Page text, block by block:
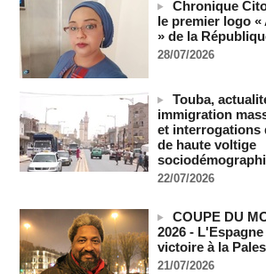
SENEGAL - Les Unes de la presse
2026
07/08/2026 -MOMO ALADJI
L'Iran annonce le démantèlement d'un
dans la province de Kerman
06/08/2026
Cédéao : le PAPS veut renforcer son
06/08/2026 -
L'armée nigériane obtient une hausse
Au Nigeria, plus de 300 victimes
libérées
06/08/2026 -
Chronique
le premier logo
» de la
28/07/2026
Touba,
immigration
et interrogations
de haute voltige
22/07/2026
COUPE DU
2026 -
victoire à la
21/07/2026